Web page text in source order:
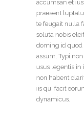
accumsan et
praesent
te feugait nulla
soluta nobis
doming id quod
assum. Typi
usus legentis in
non habent
iis qui facit
dynamicus.